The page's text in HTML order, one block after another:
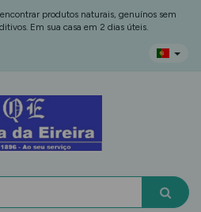
produtos naturais, genuínos sem
Em sua casa em 2 dias úteis.